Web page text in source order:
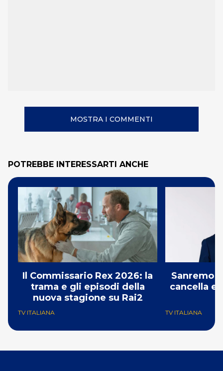
MOSTRA I COMMENTI
POTREBBE INTERESSARTI ANCHE
Il Commissario Rex 2026: la
trama e gli episodi della
nuova stagione su Rai2
TV ITALIANA
Sanremo
cancella e
TV ITALIANA